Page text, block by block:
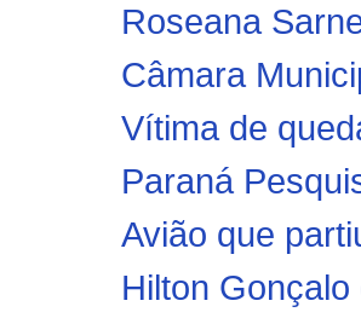
Roseana
Câmara
Vítima de
Paraná
Avião que
Hilton